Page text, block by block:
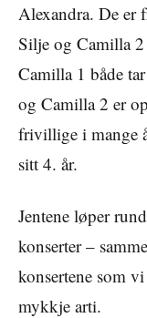
Alexandra. De er
Silje og Camilla
Camilla 1 både
og Camilla 2 er
frivillige i mange
sitt 4. år.
Jentene løper
konserter –
konsertene som
mykkje arti.